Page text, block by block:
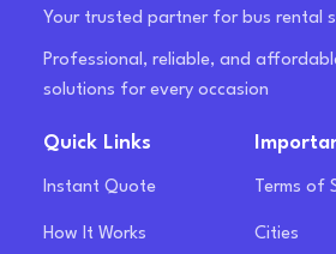
Your trusted partner for bus rental
Professional, reliable, and
solutions for every occasion
Quick Links
Instant Quote
How It Works
Terms of
Cities